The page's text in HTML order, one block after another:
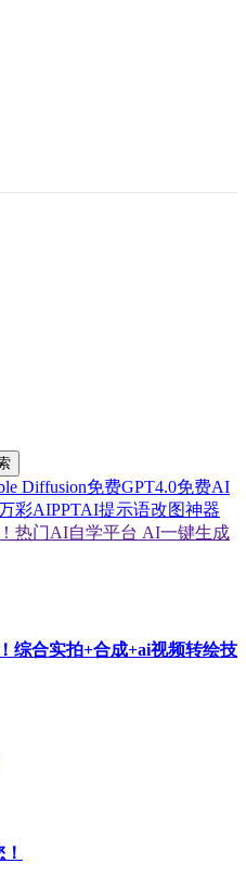
Diffusion免费GPT4.0免费AI
彩AIPPTAI提示语改图神器
热门AI自学平台 AI一键生成
综合实拍+合成+ai视频转绘技